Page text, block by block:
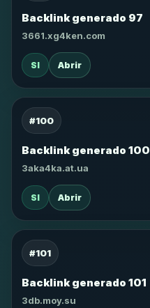
Backlink generado 97
3661.xg4ken.com
SI Abrir
#100
Backlink generado 100
3aka4ka.at.ua
SI Abrir
#101
Backlink generado 101
3db.moy.su